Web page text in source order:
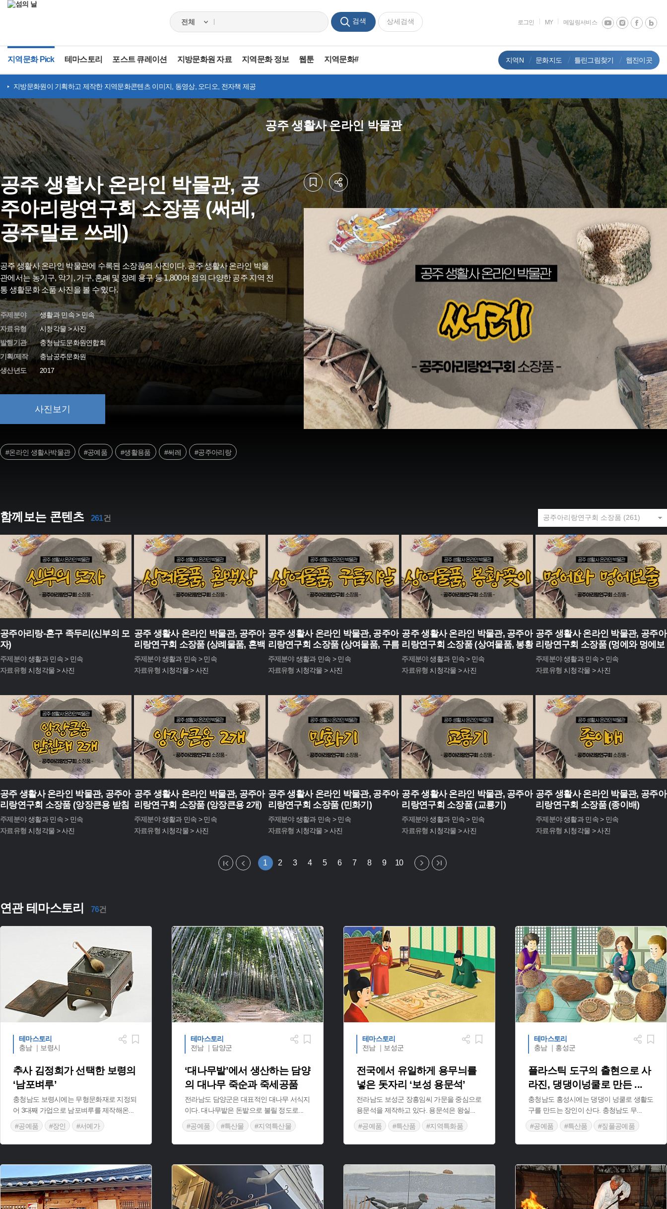
검색 상세검색 로그인 MY 메일링서비스
지역문화 Pick 테마스토리 포스트 큐레이션 지방문화원 자료 지역문화 정보 웹툰 지역문화# 지역N 문화지도 틀린그림찾기 웹진이곳
지방문화원이 기획하고 제작한 지역문화콘텐츠 이미지, 동영상, 오디오, 전자책 제공
공주 생활사 온라인 박물관
공주 생활사 온라인 박물관, 공
주아리랑연구회 소장품 (써레,
공주말로 쓰레)
공주 생활사 온라인 박물관에 수록된 소장품의 사진이다. 공주 생활사 온라인 박물
관에서는 농기구, 악기, 가구, 혼례 및 장례 용구 등 1,800여 점의 다양한 공주 지역 전
통 생활문화 소품 사진을 볼 수 있다.
주제분야
생활과 민속 > 민속
자료유형
시청각물 > 사진
발행기관
충청남도문화원연합회
기획/제작
충남공주문화원
생산년도
2017
사진보기
#온라인 생활사박물관 #공예품 #생활용품 #써레 #공주아리랑
함께보는 콘텐츠 261건
공주아리랑-혼구 족두리(신부의 모
자)
주제분야 :생활과 민속 > 민속
자료유형 :시청각물 > 사진
공주 생활사 온라인 박물관, 공주아
리랑연구회 소장품 (상례물품, 혼백
상)
주제분야 :생활과 민속 > 민속
자료유형 :시청각물 > 사진
공주 생활사 온라인 박물관, 공주아
리랑연구회 소장품 (상여물품, 구름
지알)
주제분야 :생활과 민속 > 민속
자료유형 :시청각물 > 사진
공주 생활사 온라인 박물관, 공주아
리랑연구회 소장품 (상여물품, 봉황
꽂이)
주제분야 :생활과 민속 > 민속
자료유형 :시청각물 > 사진
공주 생활사 온라인 박물관, 공주아
리랑연구회 소장품 (멍에와 멍에보
줄)
주제분야 :생활과 민속 > 민속
자료유형 :시청각물 > 사진
공주 생활사 온라인 박물관, 공주아
리랑연구회 소장품 (앙장큰용 받침
대 2개)
주제분야 :생활과 민속 > 민속
자료유형 :시청각물 > 사진
공주 생활사 온라인 박물관, 공주아
리랑연구회 소장품 (앙장큰용 2개)
주제분야 :생활과 민속 > 민속
자료유형 :시청각물 > 사진
공주 생활사 온라인 박물관, 공주아
리랑연구회 소장품 (민화기)
주제분야 :생활과 민속 > 민속
자료유형 :시청각물 > 사진
공주 생활사 온라인 박물관, 공주아
리랑연구회 소장품 (교룡기)
주제분야 :생활과 민속 > 민속
자료유형 :시청각물 > 사진
공주 생활사 온라인 박물관, 공주아
리랑연구회 소장품 (종이배)
주제분야 :생활과 민속 > 민속
자료유형 :시청각물 > 사진
1 2 3 4 5 6 7 8 9 10
연관 테마스토리 76건
테마스토리
충남 ｜보령시
추사 김정희가 선택한 보령의
‘남포벼루’
충청남도 보령시에는 무형문화재로 지정되
어 3대째 가업으로 남포벼루를 제작해온
#공예품
#장인 #서예가
테마스토리
전남 ｜담양군
‘대나무밭’에서 생산하는 담양
의 대나무 죽순과 죽세공품
전라남도 담양군은 대표적인 대나무 서식지
이다. 대나무밭은 돈밭으로 불릴 정도로
#공예품
#특산물
#지역특산물
테마스토리
전남 ｜보성군
전국에서 유일하게 용무늬를
넣은 돗자리 ‘보성 용문석’
전라남도 보성군 장흥임씨 가문을 중심으로
용문석을 제작하고 있다. 용문석은 왕실
#공예품
#특산품 #지역특화품
테마스토리
충남 ｜홍성군
플라스틱 도구의 출현으로 사
라진, 댕댕이넝쿨로 만든 ...
충청남도 홍성시에는 댕댕이 넝쿨로 생활도
구를 만드는 장인이 산다. 충청남도 무
#공예품
#특산품 #짚풀공예품